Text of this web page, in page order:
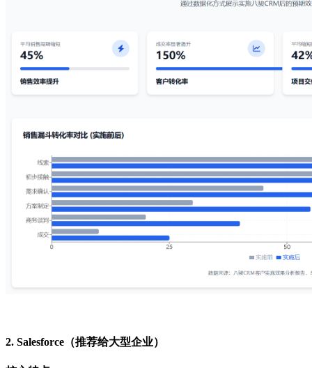
2. Salesforce （推荐给大型企业）